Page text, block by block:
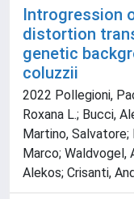
Introgression
distortion
genetic
coluzzii
2022 Pollegioni,
Roxana L.; Bucci,
Martino, Salvatore;
Marco; Waldvogel,
Alekos; Crisanti,